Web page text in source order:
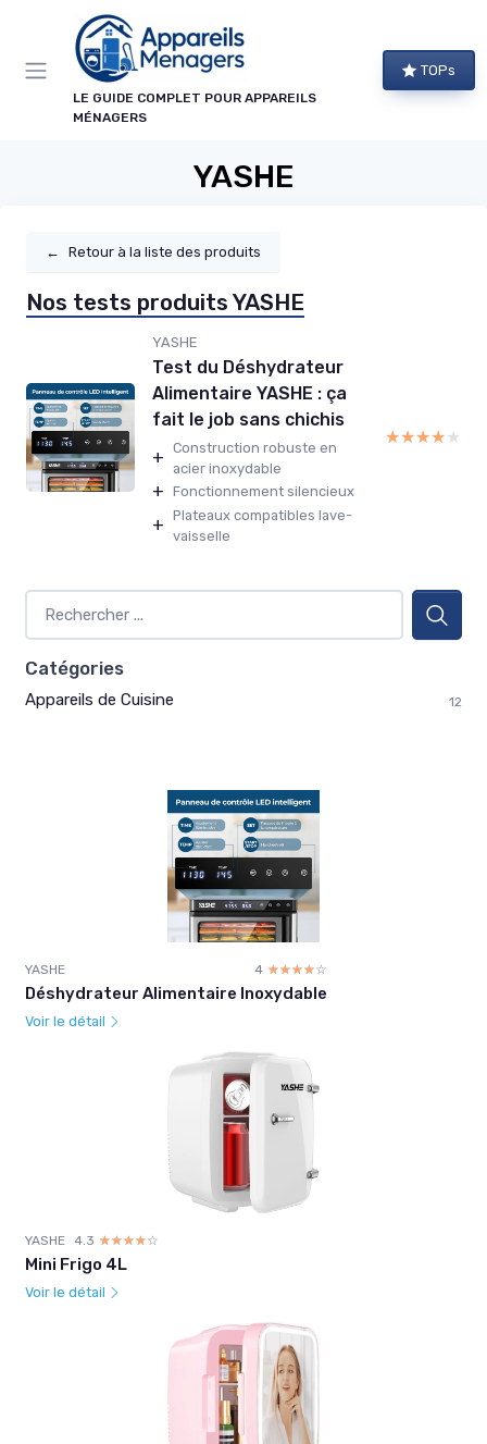
LE GUIDE COMPLET POUR APPAREILS
MÉNAGERS
TOPs
YASHE
← Retour à la liste des produits
Nos tests produits YASHE
YASHE
Test du Déshydrateur
Alimentaire YASHE : ça
fait le job sans chichis
+ Construction robuste en
acier inoxydable
+ Fonctionnement silencieux
+ Plateaux compatibles lave-
vaisselle
★★★★★
★★★★★
Catégories
Appareils de Cuisine 12
YASHE 4 ☆☆☆☆☆
★★★★★
Déshydrateur Alimentaire Inoxydable
Voir le détail
YASHE 4.3 ☆☆☆☆☆
★★★★★
Mini Frigo 4L
Voir le détail
Panneau de gestion des cookies